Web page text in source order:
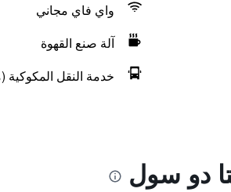
واي فاي مجاني
آلة صنع القهوة
خدمة النقل المكوكية
دو سول